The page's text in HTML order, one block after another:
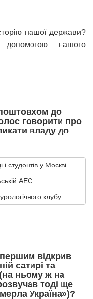
нашої держави?
допомогою нашого
до
говорити про
владу до
студентів у Москві
АЕС
клубу
відкрив
сатирі та
ньому ж на
тоді ще
Україна»)?